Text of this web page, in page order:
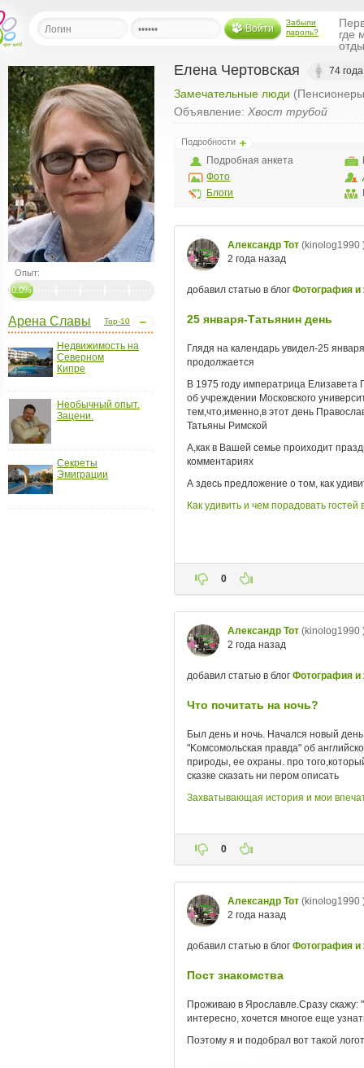
Войти
Забыли
пароль?
где
друзей
рассылку
Опыт:
0.0%
Top-10
Арена Славы
Недвижимость на
Северном
Кипре
Необычный опыт.
Зацени.
Секреты
Эмиграции
Елена Чертовская 74 года
Замечательные люди
Объявление: Хвост трубой
Подробности
Подробная анкета
Фото
Блоги